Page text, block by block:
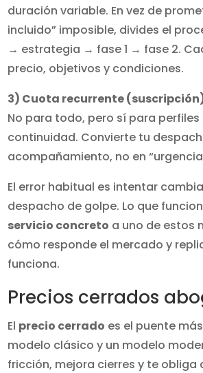
duración variable. En vez de
incluido” imposible, divides el
→ estrategia → fase 1 → fase 2.
precio, objetivos y condiciones.
3) Cuota recurrente
No para todo, pero sí para
continuidad. Convierte tu
acompañamiento, no en
El error habitual es intentar
despacho de golpe. Lo que
servicio concreto a uno de estos
cómo responde el mercado y
funciona.
Precios cerrados
El precio cerrado es el puente
modelo clásico y un modelo
fricción, mejora cierres y te obliga